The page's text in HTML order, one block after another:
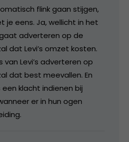
flink gaan stijgen,
je eens. Ja, wellicht in het
adverteren op de
dat Levi’s omzet kosten.
van Levi’s adverteren op
dat best meevallen. En
een klacht indienen bij
er in hun ogen